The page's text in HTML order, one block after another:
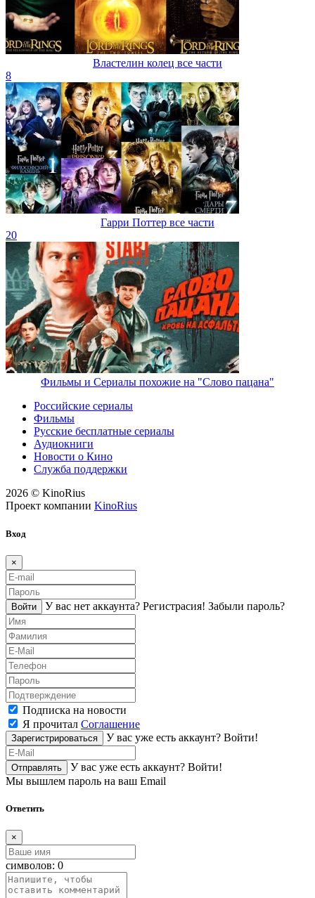
Властелин колец все части
8
Гарри Поттер все части
20
Фильмы и Сериалы похожие на "Слово пацана"
Российские сериалы
Фильмы
Русские бесплатные сериалы
Аудиокниги
Новости о Кино
Служба поддержки
2026 © KinoRius
Проект компании KinoRius
Вход
×
Войти У вас нет аккаунта? Регистраcия! Забыли пароль?
Подписка на новости
Я прочитал Соглашение
Зарегистрироваться У вас уже есть аккаунт? Войти!
Отправлять У вас уже есть аккаунт? Войти!
Мы вышлем пароль на ваш Email
Ответить
×
символов: 0